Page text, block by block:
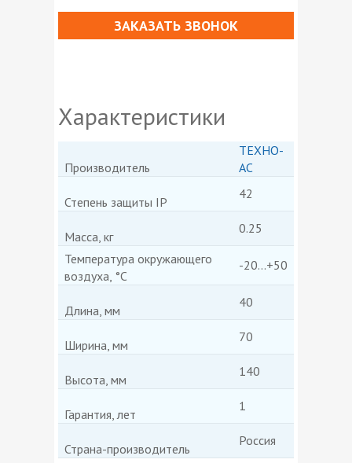
ЗАКАЗАТЬ ЗВОНОК
Характеристики
Производитель
ТЕХНО-
АС
Степень защиты IP
42
Масса, кг
0.25
Температура окружающего
воздуха, °C
-20...+50
Длина, мм
40
Ширина, мм
70
Высота, мм
140
Гарантия, лет
1
Страна-производитель
Россия